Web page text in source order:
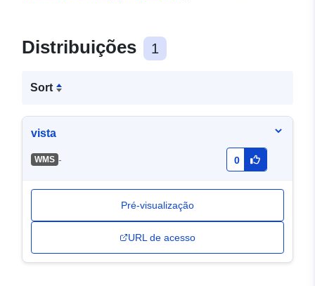
Distribuições 1
Sort
vista
WMS - 0
Pré-visualização
URL de acesso